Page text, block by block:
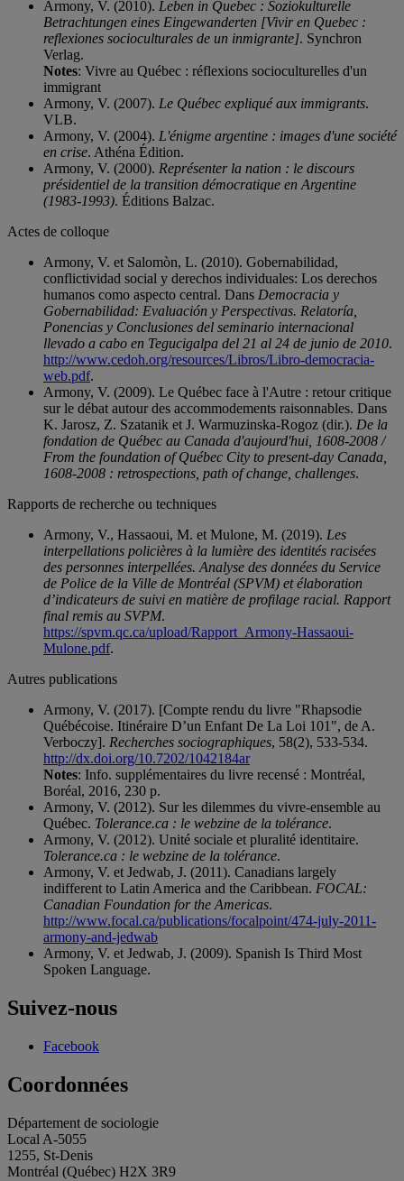
Armony, V. (2010). Leben in Quebec : Soziokulturelle
Betrachtungen eines Eingewanderten [Vivir en Quebec :
reflexiones socioculturales de un inmigrante]. Synchron
Verlag.
Notes: Vivre au Québec : réflexions socioculturelles d'un
immigrant
Armony, V. (2007). Le Québec expliqué aux immigrants.
VLB.
Armony, V. (2004). L'énigme argentine : images d'une société
en crise. Athéna Édition.
Armony, V. (2000). Représenter la nation : le discours
présidentiel de la transition démocratique en Argentine
(1983-1993). Éditions Balzac.
Actes de colloque
Armony, V. et Salomòn, L. (2010). Gobernabilidad,
conflictividad social y derechos individuales: Los derechos
humanos como aspecto central. Dans Democracia y
Gobernabilidad: Evaluación y Perspectivas. Relatoría,
Ponencias y Conclusiones del seminario internacional
llevado a cabo en Tegucigalpa del 21 al 24 de junio de 2010.
http://www.cedoh.org/resources/Libros/Libro-democracia-
web.pdf.
Armony, V. (2009). Le Québec face à l'Autre : retour critique
sur le débat autour des accommodements raisonnables. Dans
K. Jarosz, Z. Szatanik et J. Warmuzinska-Rogoz (dir.). De la
fondation de Québec au Canada d'aujourd'hui, 1608-2008 /
From the foundation of Québec City to present-day Canada,
1608-2008 : retrospections, path of change, challenges.
Rapports de recherche ou techniques
Armony, V., Hassaoui, M. et Mulone, M. (2019). Les
interpellations policières à la lumière des identités racisées
des personnes interpellées. Analyse des données du Service
de Police de la Ville de Montréal (SPVM) et élaboration
d’indicateurs de suivi en matière de profilage racial. Rapport
final remis au SVPM.
https://spvm.qc.ca/upload/Rapport_Armony-Hassaoui-
Mulone.pdf.
Autres publications
Armony, V. (2017). [Compte rendu du livre "Rhapsodie
Québécoise. Itinéraire D’un Enfant De La Loi 101", de A.
Verboczy]. Recherches sociographiques, 58(2), 533-534.
http://dx.doi.org/10.7202/1042184ar
Notes: Info. supplémentaires du livre recensé : Montréal,
Boréal, 2016, 230 p.
Armony, V. (2012). Sur les dilemmes du vivre-ensemble au
Québec. Tolerance.ca : le webzine de la tolérance.
Armony, V. (2012). Unité sociale et pluralité identitaire.
Tolerance.ca : le webzine de la tolérance.
Armony, V. et Jedwab, J. (2011). Canadians largely
indifferent to Latin America and the Caribbean. FOCAL:
Canadian Foundation for the Americas.
http://www.focal.ca/publications/focalpoint/474-july-2011-
armony-and-jedwab
Armony, V. et Jedwab, J. (2009). Spanish Is Third Most
Spoken Language.
Suivez-nous
Facebook
Coordonnées
Département de sociologie
Local A-5055
1255, St-Denis
Montréal (Québec) H2X 3R9